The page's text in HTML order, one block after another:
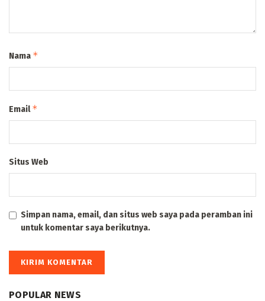
Nama *
Email*
Situs Web
Simpan nama, email, dan situs web saya pada peramban ini
untuk komentar saya berikutnya.
POPULAR NEWS